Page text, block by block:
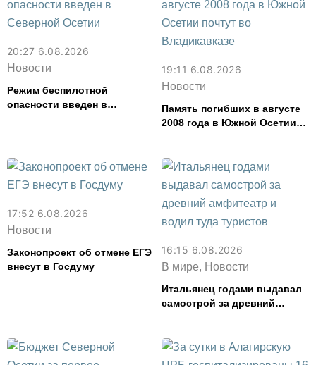
20:27 6.08.2026
Новости
Режим беспилотной
опасности введен в
19:11 6.08.2026
Новости
Память погибших в августе
2008 года в Южной Осетии
17:52 6.08.2026
Новости
Законопроект об отмене ЕГЭ
внесут в Госдуму
16:15 6.08.2026
В мире, Новости
Итальянец годами выдавал
самострой за древний